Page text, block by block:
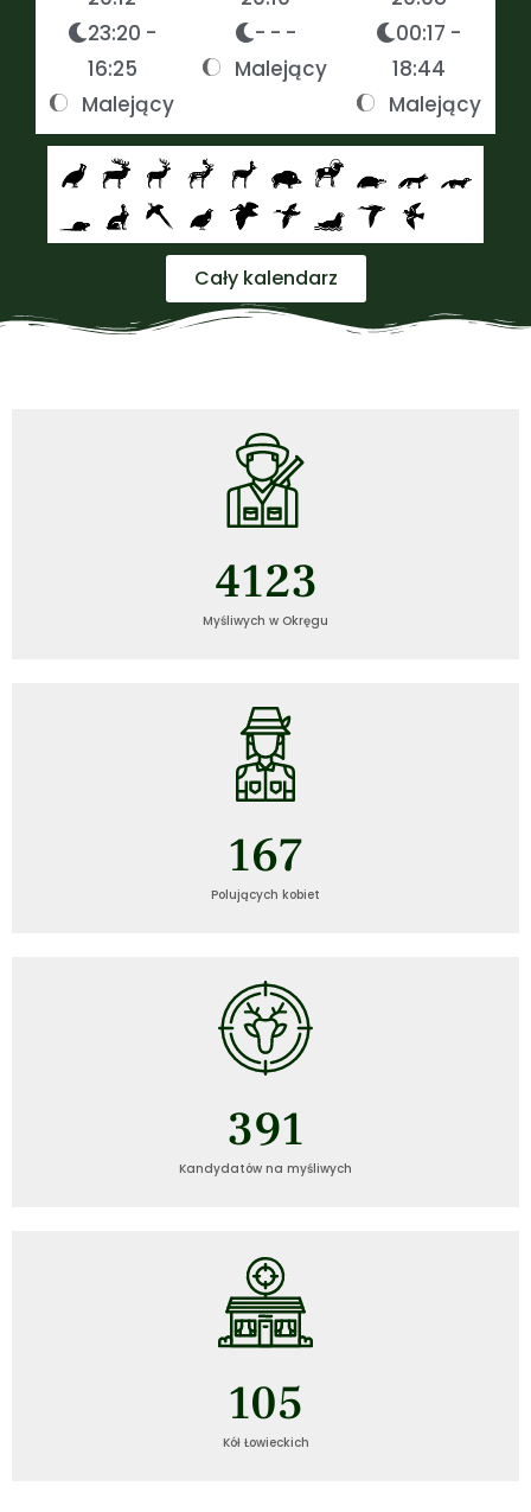
23:20 -
16:25
Malejący
- - -
Malejący
00:17 -
18:44
Malejący
Cały kalendarz
Myśliwych w Okręgu
4123
Polujących kobiet
167
Kandydatów na myśliwych
392
Kół Łowieckich
106